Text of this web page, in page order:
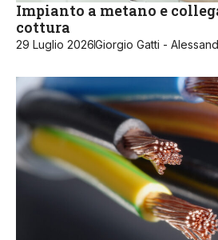
Impianto a metano e
cottura
29 Luglio 2026Giorgio Gatti -